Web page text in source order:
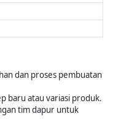
dan proses pembuatan
baru atau variasi produk.
tim dapur untuk